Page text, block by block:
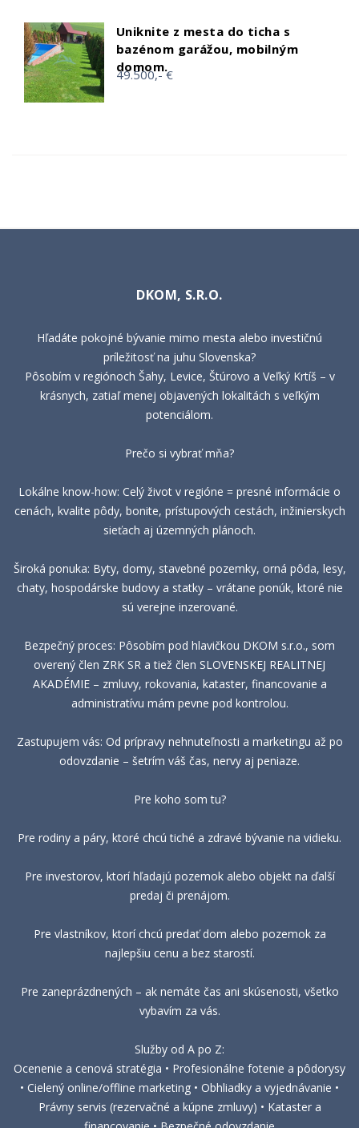
Uniknite z mesta do ticha s
bazénom garážou, mobilným
domom.
49.500,- €
DKOM, S.R.O.
Hľadáte pokojné bývanie mimo mesta alebo investičnú
príležitosť na juhu Slovenska?
Pôsobím v regiónoch Šahy, Levice, Štúrovo a Veľký Krtíš – v
krásnych, zatiaľ menej objavených lokalitách s veľkým
potenciálom.
Prečo si vybrať mňa?
Lokálne know-how: Celý život v regióne = presné informácie o
cenách, kvalite pôdy, bonite, prístupových cestách, inžinierskych
sieťach aj územných plánoch.
Široká ponuka: Byty, domy, stavebné pozemky, orná pôda, lesy,
chaty, hospodárske budovy a statky – vrátane ponúk, ktoré nie
sú verejne inzerované.
Bezpečný proces: Pôsobím pod hlavičkou DKOM s.r.o., som
overený člen ZRK SR a tiež člen SLOVENSKEJ REALITNEJ
AKADÉMIE – zmluvy, rokovania, kataster, financovanie a
administratívu mám pevne pod kontrolou.
Zastupujem vás: Od prípravy nehnuteľnosti a marketingu až po
odovzdanie – šetrím váš čas, nervy aj peniaze.
Pre koho som tu?
Pre rodiny a páry, ktoré chcú tiché a zdravé bývanie na vidieku.
Pre investorov, ktorí hľadajú pozemok alebo objekt na ďalší
predaj či prenájom.
Pre vlastníkov, ktorí chcú predať dom alebo pozemok za
najlepšiu cenu a bez starostí.
Pre zaneprázdnených – ak nemáte čas ani skúsenosti, všetko
vybavím za vás.
Služby od A po Z:
Ocenenie a cenová stratégia • Profesionálne fotenie a pôdorysy
• Cielený online/offline marketing • Obhliadky a vyjednávanie •
Právny servis (rezervačné a kúpne zmluvy) • Kataster a